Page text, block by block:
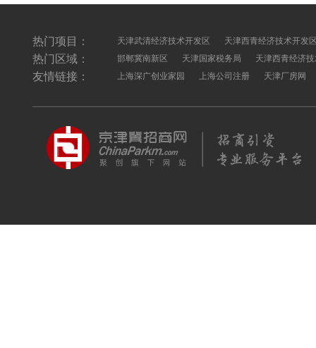
热门项目： 天津武清经济技术开发区 天津西青经济技术开发
热门区域： 邯郸冀南新区 天津国家税务局 天津西青经济
友情链接： 上海深广创业家园 上海公司注册 天津厂房网